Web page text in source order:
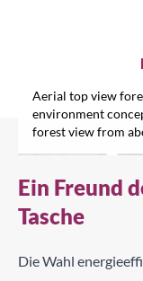
Nach einem
Ein Freund
Tasche
Die Wahl
Aerial top view
environment
forest view from